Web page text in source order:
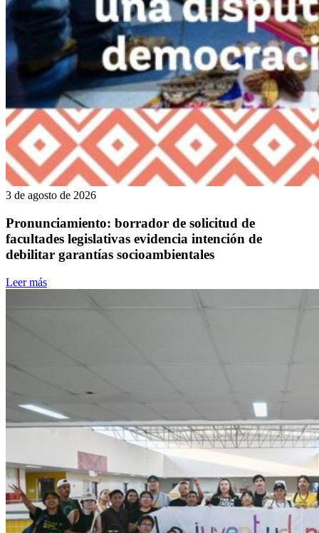
3 de agosto de 2026
Pronunciamiento: borrador de solicitud de
facultades legislativas evidencia intención de
debilitar garantías socioambientales
Leer más